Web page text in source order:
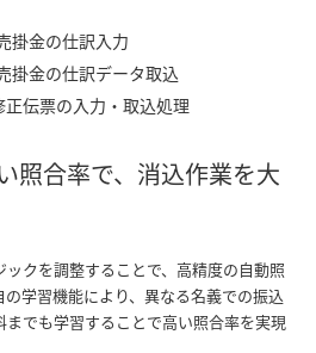
掛金の仕訳入力
掛金の仕訳データ取込
伝票の入力・取込処理
照合率で、消込作業を大
ックを調整することで、高精度の自動照
学習機能により、異なる名義での振込
までも学習することで高い照合率を実現